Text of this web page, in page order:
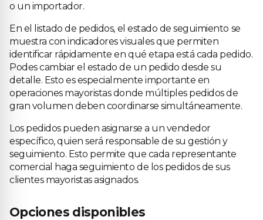
o un importador.
En el listado de pedidos, el estado de seguimiento se
muestra con indicadores visuales que permiten
identificar rápidamente en qué etapa está cada pedido.
Podes cambiar el estado de un pedido desde su
detalle. Esto es especialmente importante en
operaciones mayoristas donde múltiples pedidos de
gran volumen deben coordinarse simultáneamente.
Los pedidos pueden asignarse a un vendedor
específico, quien será responsable de su gestión y
seguimiento. Esto permite que cada representante
comercial haga seguimiento de los pedidos de sus
clientes mayoristas asignados.
Opciones disponibles